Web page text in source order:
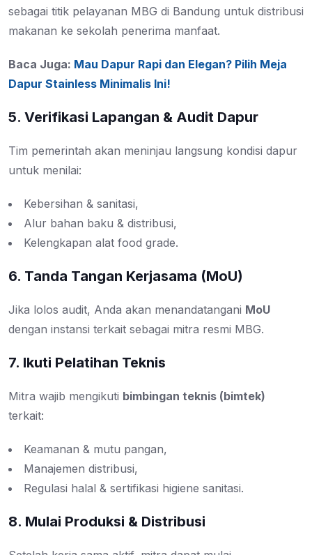
sebagai titik pelayanan MBG di Bandung untuk distribusi
makanan ke sekolah penerima manfaat.
Baca Juga: Mau Dapur Rapi dan Elegan? Pilih Meja
Dapur Stainless Minimalis Ini!
5. Verifikasi Lapangan & Audit Dapur
Tim pemerintah akan meninjau langsung kondisi dapur
untuk menilai:
Kebersihan & sanitasi,
Alur bahan baku & distribusi,
Kelengkapan alat food grade.
6. Tanda Tangan Kerjasama (MoU)
Jika lolos audit, Anda akan menandatangani MoU
dengan instansi terkait sebagai mitra resmi MBG.
7. Ikuti Pelatihan Teknis
Mitra wajib mengikuti bimbingan teknis (bimtek)
terkait:
Keamanan & mutu pangan,
Manajemen distribusi,
Regulasi halal & sertifikasi higiene sanitasi.
8. Mulai Produksi & Distribusi